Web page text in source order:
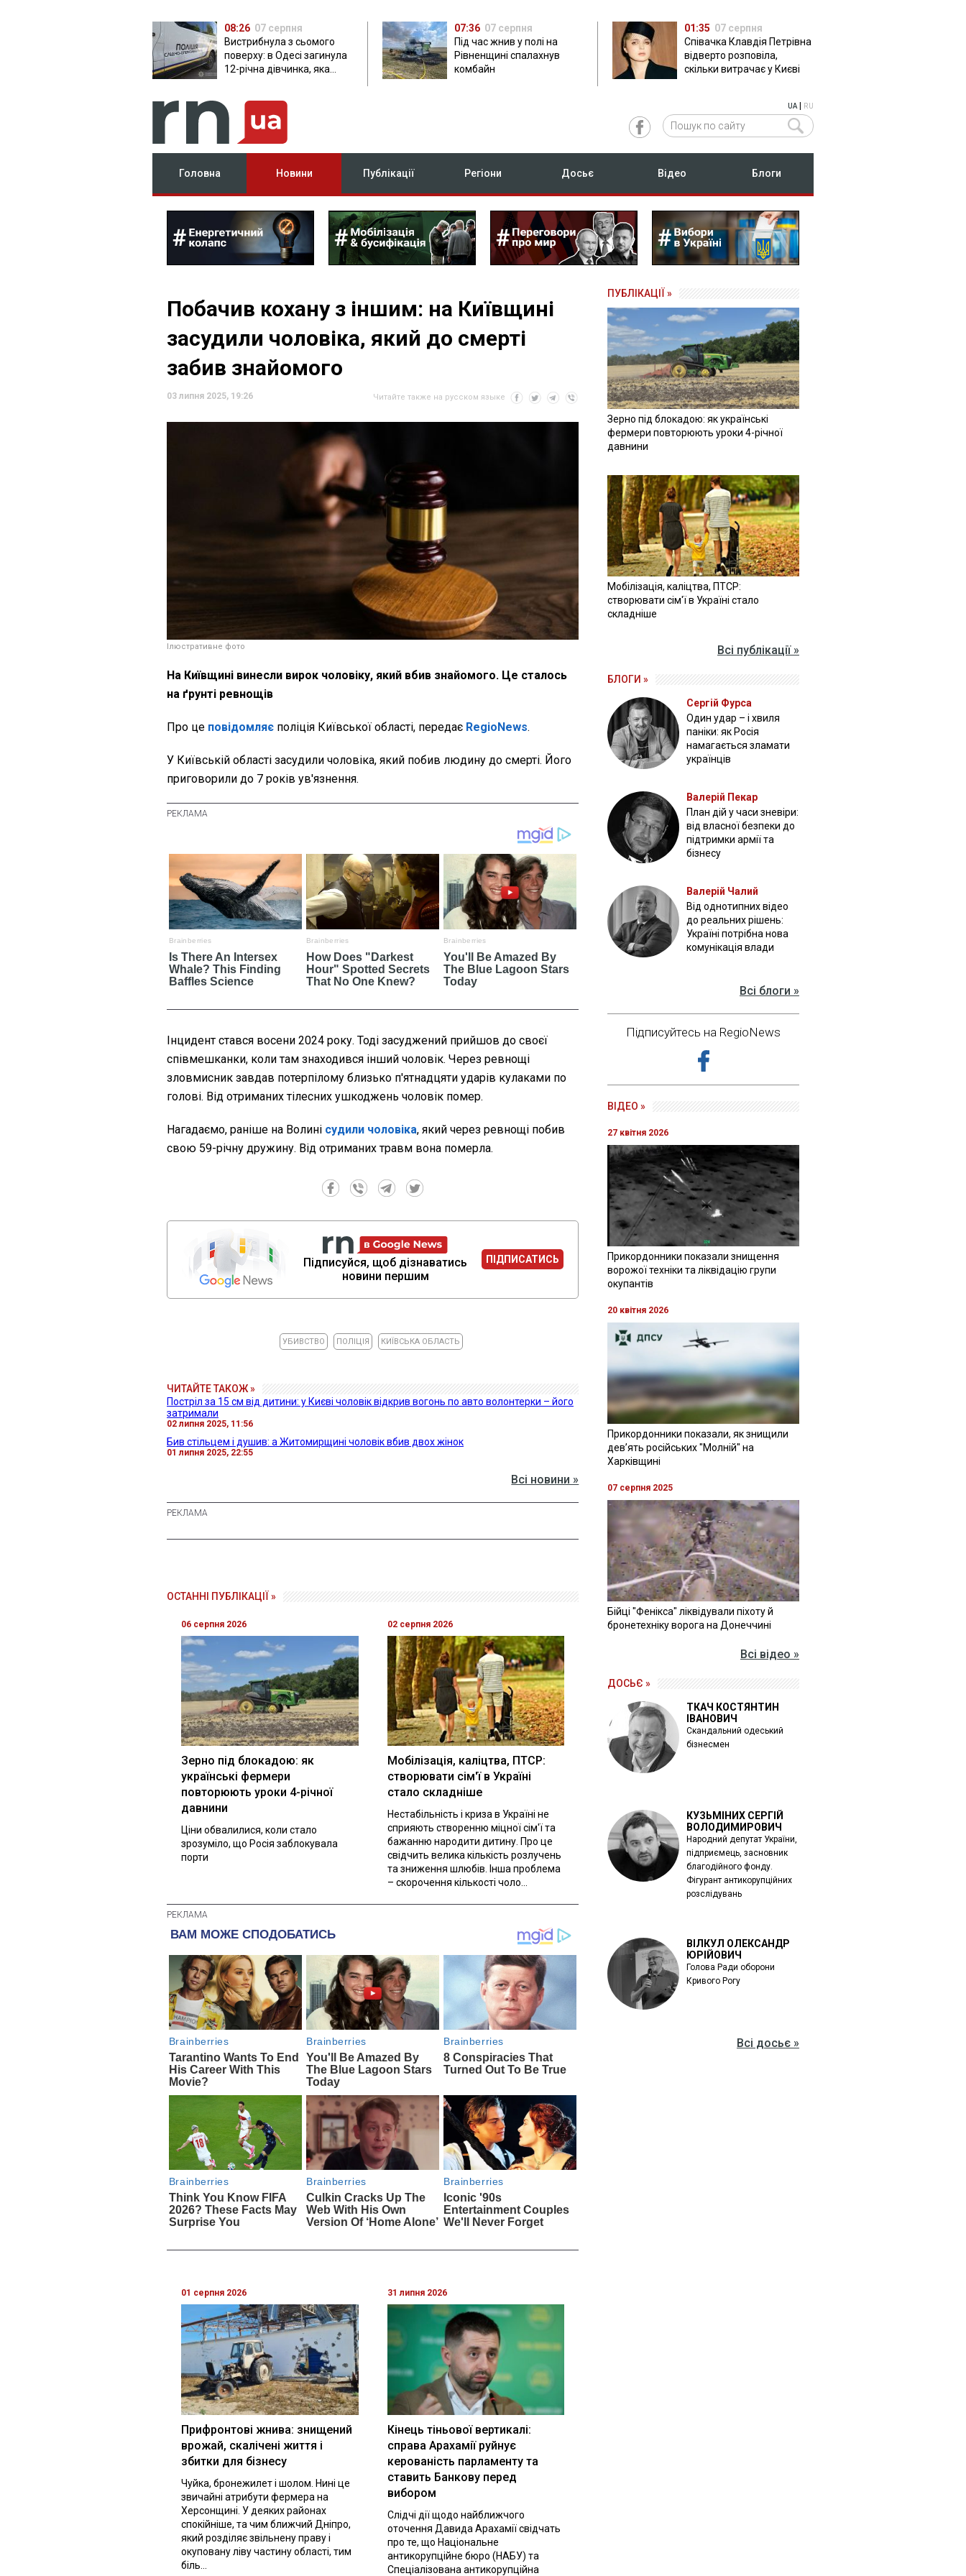
08:26 07 серпня
Вистрибнула з сьомого
поверху: в Одесі загинула
12-річна дівчинка, яка
07:36 07 серпня
Під час жнив у полі на
Рівненщині спалахнув
комбайн
01:35 07 серпня
Співачка Клавдія Петрівна
відверто розповіла,
скільки витрачає у Києві
UA| RU
Головна Новини Публікації Регіони Досьє Відео Блоги
Побачив кохану з іншим: на Київщині
засудили чоловіка, який до смерті
забив знайомого
03 липня 2025, 19:26 Читайте также на русском языке
Ілюстративне фото
На Київщині винесли вирок чоловіку, який вбив знайомого. Це сталось
на ґрунті ревнощів
Про це повідомляє поліція Київської області, передає RegioNews.
У Київській області засудили чоловіка, який побив людину до смерті. Його
приговорили до 7 років ув'язнення.
Інцидент стався восени 2024 року. Тоді засуджений прийшов до своєї
співмешканки, коли там знаходився інший чоловік. Через ревнощі
зловмисник завдав потерпілому близько п'ятнадцяти ударів кулаками по
голові. Від отриманих тілесних ушкоджень чоловік помер.
Нагадаємо, раніше на Волині судили чоловіка, який через ревнощі побив
свою 59-річну дружину. Від отриманих травм вона померла.
Підписуйся, щоб дізнаватись
новини першим
ПІДПИСАТИСЬ
УБИВСТВО ПОЛІЦІЯ КИЇВСЬКА ОБЛАСТЬ
ЧИТАЙТЕ ТАКОЖ »
Постріл за 15 см від дитини: у Києві чоловік відкрив вогонь по авто волонтерки – його
затримали
02 липня 2025, 11:56
Бив стільцем і душив: а Житомирщині чоловік вбив двох жінок
01 липня 2025, 22:55
Всі новини »
ОСТАННІ ПУБЛІКАЦІЇ »
06 серпня 2026
Зерно під блокадою: як
українські фермери
повторюють уроки 4-річної
давнини
Ціни обвалилися, коли стало
зрозуміло, що Росія заблокувала
порти
02 серпня 2026
Мобілізація, каліцтва, ПТСР:
створювати сім'ї в Україні
стало складніше
Нестабільність і криза в Україні не
сприяють створенню міцної сім'ї та
бажанню народити дитину. Про це
свідчить велика кількість розлучень
та зниження шлюбів. Інша проблема
– скорочення кількості чоло...
01 серпня 2026
Прифронтові жнива: знищений
врожай, скалічені життя і
збитки для бізнесу
Чуйка, бронежилет і шолом. Нині це
звичайні атрибути фермера на
Херсонщині. У деяких районах
спокійніше, та чим ближчий Дніпро,
який розділяє звільнену праву і
окуповану ліву частину області, тим
біль...
31 липня 2026
Кінець тіньової вертикалі:
справа Арахамії руйнує
керованість парламенту та
ставить Банкову перед
вибором
Слідчі дії щодо найближчого
оточення Давида Арахамії свідчать
про те, що Національне
антикорупційне бюро (НАБУ) та
Спеціалізована антикорупційна
ПУБЛІКАЦІЇ »
Зерно під блокадою: як українські
фермери повторюють уроки 4-річної
давнини
Мобілізація, каліцтва, ПТСР:
створювати сім'ї в Україні стало
складніше
Всі публікації »
БЛОГИ »
Сергій Фурса
Один удар – і хвиля
паніки: як Росія
намагається зламати
українців
Валерій Пекар
План дій у часи зневіри:
від власної безпеки до
підтримки армії та
бізнесу
Валерій Чалий
Від однотипних відео
до реальних рішень:
Україні потрібна нова
комунікація влади
Всі блоги »
Підписуйтесь на RegioNews
ВІДЕО »
27 квітня 2026
Прикордонники показали знищення
ворожої техніки та ліквідацію групи
окупантів
20 квітня 2026
Прикордонники показали, як знищили
девʼять російських "Молній" на
Харківщині
07 серпня 2025
Бійці "Фенікса" ліквідували піхоту й
бронетехніку ворога на Донеччині
Всі відео »
ДОСЬЄ »
ТКАЧ КОСТЯНТИН
ІВАНОВИЧ
Скандальний одеський
бізнесмен
КУЗЬМІНИХ СЕРГІЙ
ВОЛОДИМИРОВИЧ
Народний депутат України,
підприємець, засновник
благодійного фонду.
Фігурант антикорупційних
розслідувань
ВІЛКУЛ ОЛЕКСАНДР
ЮРІЙОВИЧ
Голова Ради оборони
Кривого Рогу
Всі досьє »